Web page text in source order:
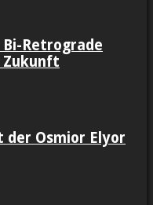
Bi-Retrograde
Zukunft
der Osmior Elyor